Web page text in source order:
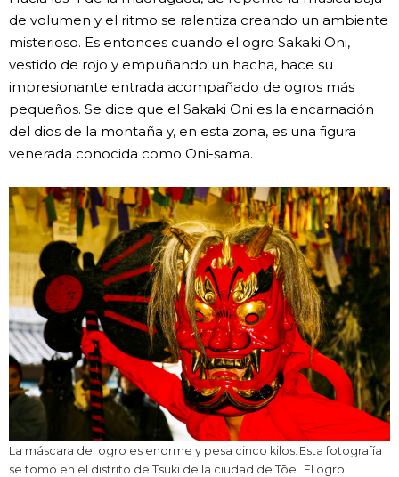
de volumen y el ritmo se ralentiza creando un ambiente
misterioso. Es entonces cuando el ogro Sakaki Oni,
vestido de rojo y empuñando un hacha, hace su
impresionante entrada acompañado de ogros más
pequeños. Se dice que el Sakaki Oni es la encarnación
del dios de la montaña y, en esta zona, es una figura
venerada conocida como Oni-sama.
La máscara del ogro es enorme y pesa cinco kilos. Esta fotografía
se tomó en el distrito de Tsuki de la ciudad de Tōei. El ogro